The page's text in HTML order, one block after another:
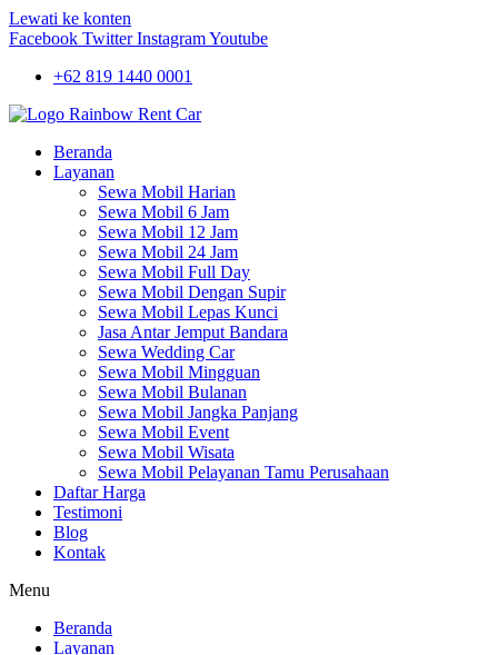
Lewati ke konten
Facebook Twitter InstagramYoutube
+62 819 1440 0001
Beranda
Layanan
Sewa Mobil Harian
Sewa Mobil 6 Jam
Sewa Mobil 12 Jam
Sewa Mobil 24 Jam
Sewa Mobil Full Day
Sewa Mobil Dengan Supir
Sewa Mobil Lepas Kunci
Jasa Antar Jemput Bandara
Sewa Wedding Car
Sewa Mobil Mingguan
Sewa Mobil Bulanan
Sewa Mobil Jangka Panjang
Sewa Mobil Event
Sewa Mobil Wisata
Sewa Mobil Pelayanan Tamu Perusahaan
Daftar Harga
Testimoni
Blog
Kontak
Menu
Beranda
Layanan